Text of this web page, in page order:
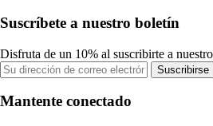
Suscríbete a nuestro boletín
Disfruta de un 10% al suscribirte a
Suscribirse
Mantente conectado